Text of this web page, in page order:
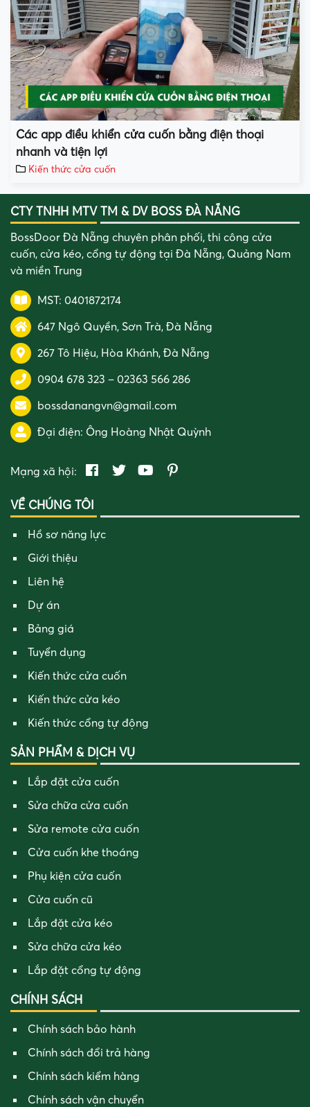
Các app điều khiển cửa cuốn bằng điện thoại
nhanh và tiện lợi
Kiến thức cửa cuốn
CTY TNHH MTV TM & DV BOSS ĐÀ NẴNG
BossDoor Đà Nẵng chuyên phân phối, thi công cửa
cuốn, cửa kéo, cổng tự động tại Đà Nẵng, Quảng Nam
và miền Trung
MST: 0401872174
647 Ngô Quyền, Sơn Trà, Đà Nẵng
267 Tô Hiệu, Hòa Khánh, Đà Nẵng
0904 678 323 – 02363 566 286
bossdanangvn@gmail.com
Đại điện: Ông Hoàng Nhật Quỳnh
Mạng xã hội:
VỀ CHÚNG TÔI
Hồ sơ năng lực
Giới thiệu
Liên hệ
Dự án
Bảng giá
Tuyển dụng
Kiến thức cửa cuốn
Kiến thức cửa kéo
Kiến thức cổng tự động
SẢN PHẨM & DỊCH VỤ
Lắp đặt cửa cuốn
Sửa chữa cửa cuốn
Sửa remote cửa cuốn
Cửa cuốn khe thoáng
Phụ kiện cửa cuốn
Cửa cuốn cũ
Lắp đặt cửa kéo
Sửa chữa cửa kéo
Lắp đặt cổng tự động
CHÍNH SÁCH
Chính sách bảo hành
Chính sách đổi trả hàng
Chính sách kiểm hàng
Chính sách vận chuyển